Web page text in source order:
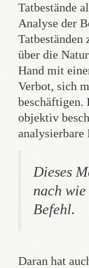
Tatbestände
Analyse der
Tatbeständen
über die
Hand mit
Verbot, sich
beschäftigen.
objektiv
analysierbare
Dieses
nach
Befehl.
Daran hat